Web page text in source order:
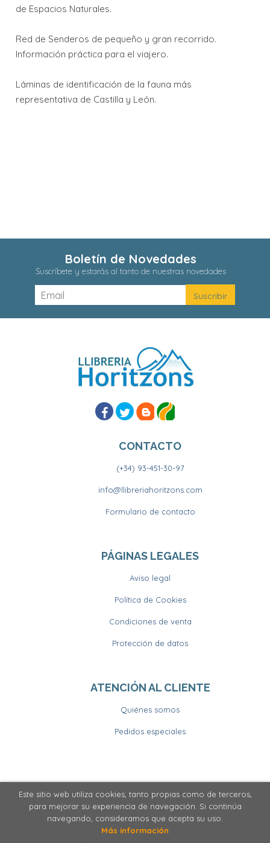
de Espacios Naturales.
Red de Senderos de pequeño y gran recorrido.
Información práctica para el viajero.
Láminas de identificación de la fauna más
representativa de Castilla y León.
Boletín de Novedades
Suscríbete y estarás al tanto de nuestras novedades
CONTACTO
(+34) 93-451-30-97
info@llibreriahoritzons.com
Formulario de contacto
PÁGINAS LEGALES
Aviso legal
Política de Cookies
Condiciones de venta
Protección de datos
ATENCIÓN AL CLIENTE
Quiénes somos
Pedidos especiales
2026 © Llibrería Horitzons . Todos los Derechos
Reservados
Este sitio web utiliza cookies, tanto propias como de terceros,
para mejorar su experiencia de navegación. Si continúa
navegando, consideramos que acepta su uso.
Más información